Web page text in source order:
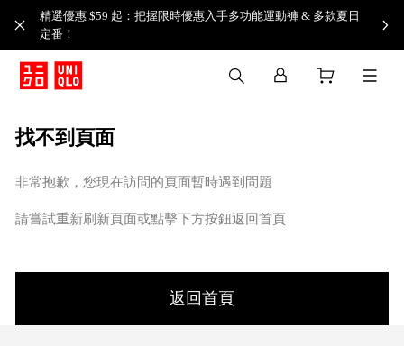
精選優惠 $59 起：把握限時優惠入手多功能運動褲 & 多款夏日
定番！​
找不到頁面
非常抱歉，您現在訪問的頁面暫時遇到問題
請嘗試重新刷新頁面或點擊下方按鈕返回首頁
返回首頁